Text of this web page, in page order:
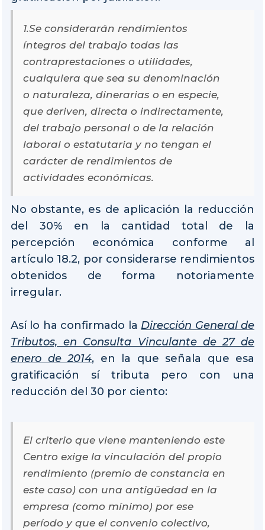
1.Se considerarán rendimientos
íntegros del trabajo todas las
contraprestaciones o utilidades,
cualquiera que sea su denominación
o naturaleza, dinerarias o en especie,
que deriven, directa o indirectamente,
del trabajo personal o de la relación
laboral o estatutaria y no tengan el
carácter de rendimientos de
actividades económicas.
No obstante, es de aplicación la reducción
del 30% en la cantidad total de la
percepción económica conforme al
artículo 18.2, por considerarse rendimientos
obtenidos de forma notoriamente
irregular.
Así lo ha confirmado la Dirección General de
Tributos, en Consulta Vinculante de 27 de
enero de 2014, en la que señala que esa
gratificación sí tributa pero con una
reducción del 30 por ciento:
El criterio que viene manteniendo este
Centro exige la vinculación del propio
rendimiento (premio de constancia en
este caso) con una antigüedad en la
empresa (como mínimo) por ese
período y que el convenio colectivo,